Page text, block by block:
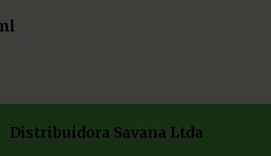
Distribuidora Savana Ltda